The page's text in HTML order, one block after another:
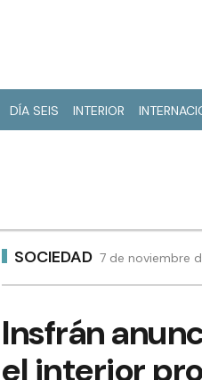
DÍA SEIS INTERIOR
SOCIEDAD 7 de noviembre
Insfrán
el interior